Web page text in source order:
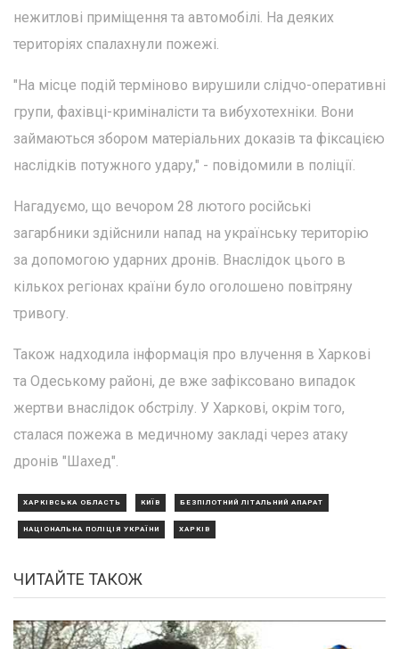
нежитлові приміщення та автомобілі. На деяких
територіях спалахнули пожежі.
"На місце подій терміново вирушили слідчо-оперативні
групи, фахівці-криміналісти та вибухотехніки. Вони
займаються збором матеріальних доказів та фіксацією
наслідків потужного удару," - повідомили в поліції.
Нагадуємо, що вечором 28 лютого російські
загарбники здійснили напад на українську територію
за допомогою ударних дронів. Внаслідок цього в
кількох регіонах країни було оголошено повітряну
тривогу.
Також надходила інформація про влучення в Харкові
та Одеському районі, де вже зафіксовано випадок
жертви внаслідок обстрілу. У Харкові, окрім того,
сталася пожежа в медичному закладі через атаку
дронів "Шахед".
ХАРКІВСЬКА ОБЛАСТЬ КИЇВ БЕЗПІЛОТНИЙ ЛІТАЛЬНИЙ АПАРАТ
НАЦІОНАЛЬНА ПОЛІЦІЯ УКРАЇНИ ХАРКІВ
ЧИТАЙТЕ ТАКОЖ